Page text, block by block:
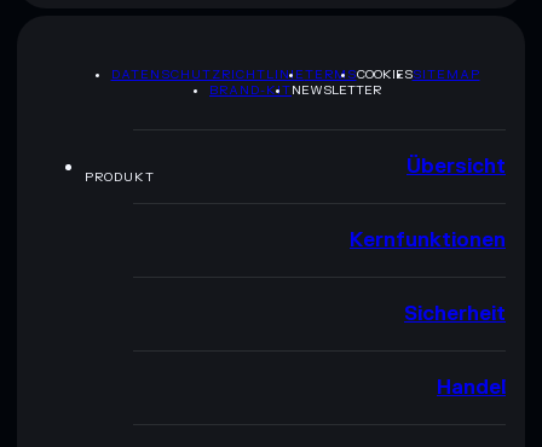
DATENSCHUTZRICHTLINIETERMSCOOKIESSITEMAP
BRAND-KITNEWSLETTER
PRODUKT Übersicht
Kernfunktionen
Sicherheit
Handel